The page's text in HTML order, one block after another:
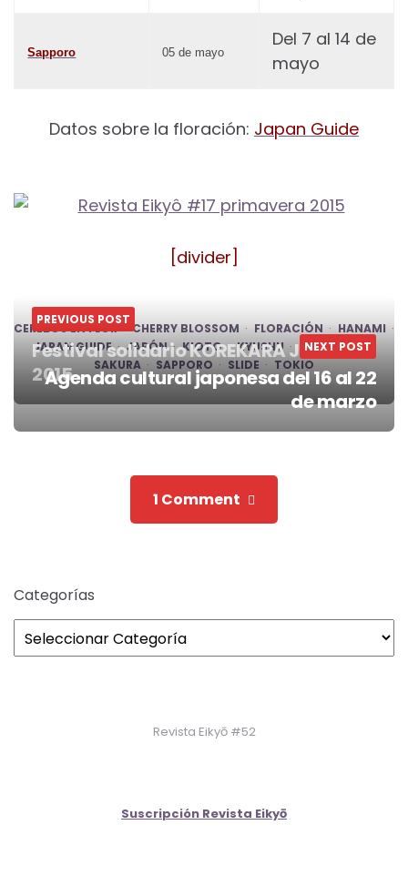
Sapporo 05 de mayo
Del 7 al 14 de
mayo
Datos sobre la floración: Japan Guide
[divider]
CEREZOS EN FLOR CHERRY BLOSSOM FLORACIÓN
HANAMI
JAPAN GUIDE
JAPÓN KIOTO KYUSHU
PRIMAVERA
SAKURA
SAPPORO SLIDE TOKIO
Post
navigation
PREVIOUS POST
Festival solidario KOREKARA JAPÓN
2015
NEXT POST
Agenda cultural japonesa del 16 al 22
de marzo
1 Comment
Categorías
Revista Eikyō #52
Suscripción Revista Eikyō